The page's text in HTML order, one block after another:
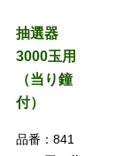
抽選器
3000玉用
（当り鐘
付）
品番： 841